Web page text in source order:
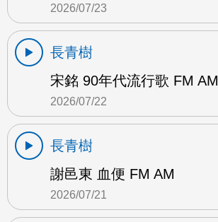
2026/07/23
長青樹
宋銘 90年代流行歌 FM AM
2026/07/22
長青樹
謝邑東 血便 FM AM
2026/07/21